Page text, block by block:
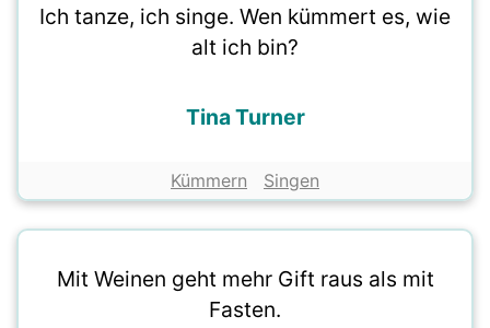
Ich tanze, ich singe. Wen kümmert es, wie
alt ich bin?
Tina Turner
Kümmern Singen
Mit Weinen geht mehr Gift raus als mit
Fasten.